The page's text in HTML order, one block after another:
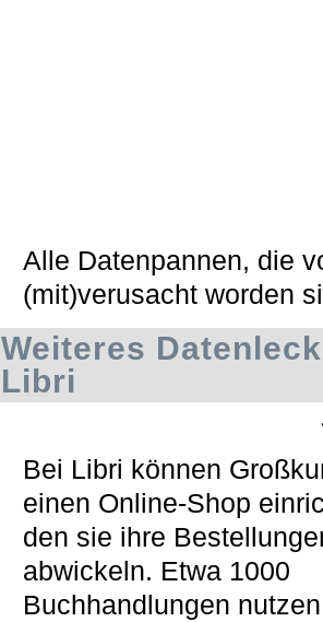
Alle Datenpannen, die
(mit)verusacht worden
Weiteres
Libri
Bei Libri können
einen Online-Shop
den sie ihre
abwickeln. Etwa 1000
Buchhandlungen